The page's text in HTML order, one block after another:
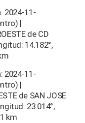
2024-11-
|
de CD
14.182°,
2024-11-
|
de SAN JOSE
23.014°,
km